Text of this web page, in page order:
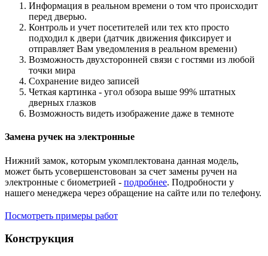
Информация в реальном времени о том что происходит
перед дверью.
Контроль и учет посетителей или тех кто просто
подходил к двери (датчик движения фиксирует и
отправляет Вам уведомления в реальном времени)
Возможность двухсторонней связи с гостями из любой
точки мира
Сохранение видео записей
Четкая картинка - угол обзора выше 99% штатных
дверных глазков
Возможность видеть изображение даже в темноте
Замена ручек на электронные
Нижний замок, которым укомплектована данная модель,
может быть усовершенстовован за счет замены ручен на
электронные с биометрией - подробнее. Подробности у
нашего менеджера через обращение на сайте или по телефону.
Посмотреть примеры работ
Конструкция